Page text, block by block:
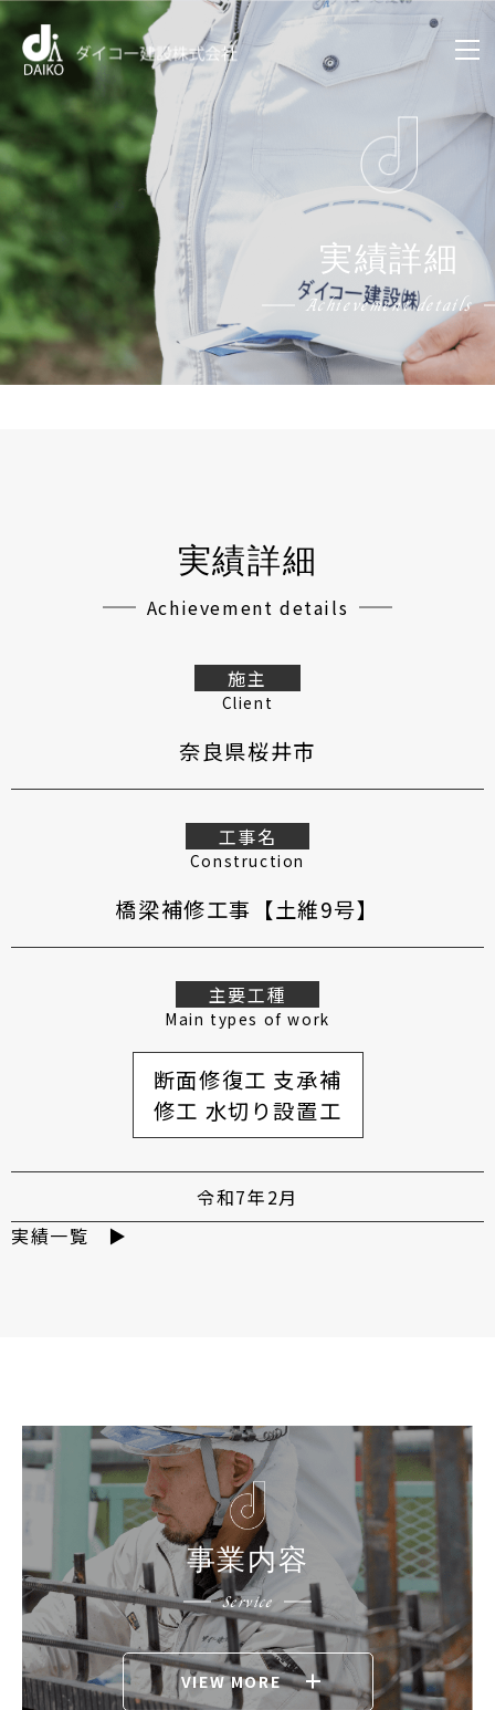
実績詳細
Achievement details
実績詳細
Achievement details
施主
Client
奈良県桜井市
工事名
Construction
橋梁補修工事【土維9号】
主要工種
Main types of work
断面修復工 支承補
修工 水切り設置工
令和7年2月
実績一覧 ▶︎
事業内容
Service
VIEW MORE